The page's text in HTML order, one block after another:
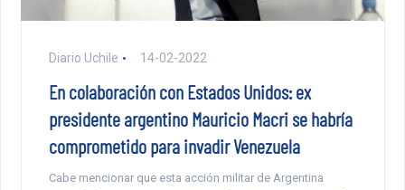
Diario Uchile 14-02-2022
En colaboración con Estados Unidos: ex
presidente argentino Mauricio Macri se habría
comprometido para invadir Venezuela
Cabe mencionar que esta acción militar de Argentina